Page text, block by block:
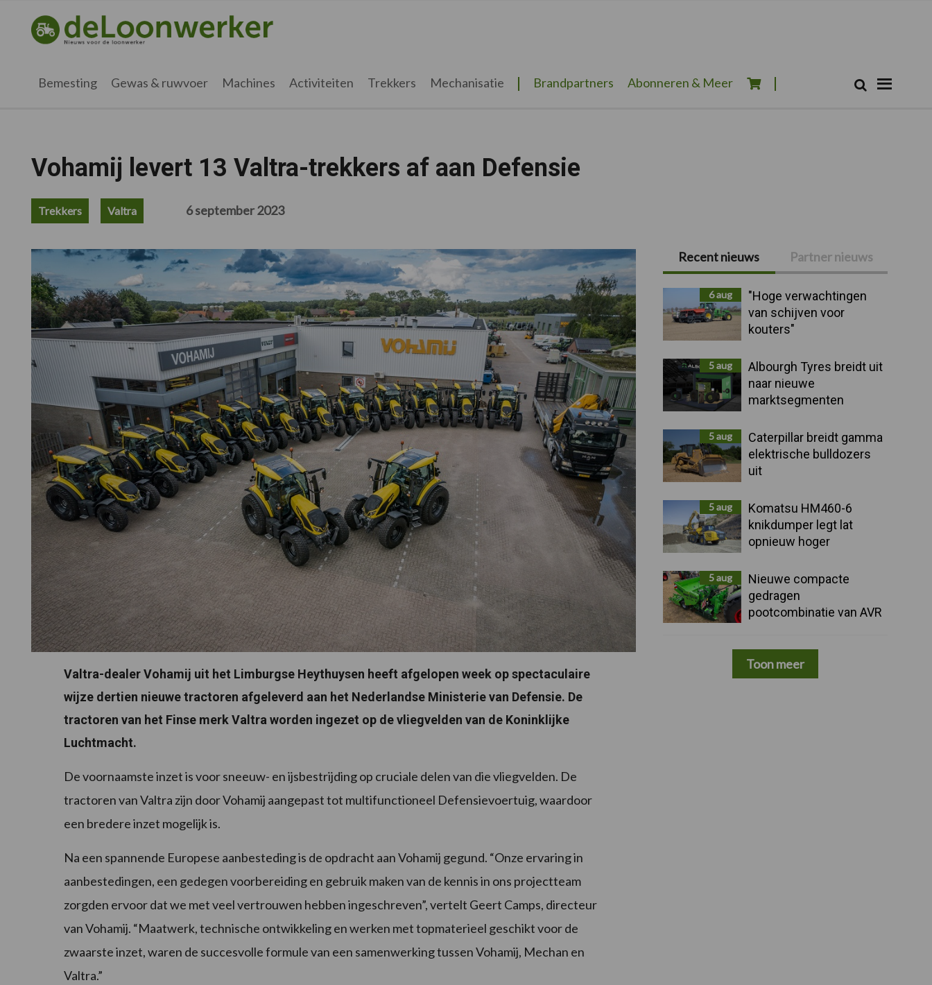
hoofdnavigatie
hoofd
eerste
voettekst
deloonwerker.nl
Bemesting Gewas & ruwvoer Machines Activiteiten Trekkers Mechanisatie Brandpartners Abonneren & Meer Zoek
Vohamij levert 13 Valtra-trekkers af aan Defensie
Trekkers Valtra 6 september 2023
Valtra-dealer Vohamij uit het Limburgse Heythuysen heeft afgelopen week op spectaculaire
wijze dertien nieuwe tractoren afgeleverd aan het Nederlandse Ministerie van Defensie. De
tractoren van het Finse merk Valtra worden ingezet op de vliegvelden van de Koninklijke
Luchtmacht.
De voornaamste inzet is voor sneeuw- en ijsbestrijding op cruciale delen van die vliegvelden. De
tractoren van Valtra zijn door Vohamij aangepast tot multifunctioneel Defensievoertuig, waardoor
een bredere inzet mogelijk is.
Na een spannende Europese aanbesteding is de opdracht aan Vohamij gegund. “Onze ervaring in
aanbestedingen, een gedegen voorbereiding en gebruik maken van de kennis in ons projectteam
zorgden ervoor dat we met veel vertrouwen hebben ingeschreven”, vertelt Geert Camps, directeur
van Vohamij. “Maatwerk, technische ontwikkeling en werken met topmaterieel geschikt voor de
zwaarste inzet, waren de succesvolle formule van een samenwerking tussen Vohamij, Mechan en
Valtra.”
Primaire
Sidebar
Recent nieuws Partner nieuws
6 aug
"Hoge verwachtingen
van schijven voor
kouters"
5 aug
Albourgh Tyres breidt uit
naar nieuwe
marktsegmenten
5 aug
Caterpillar breidt gamma
elektrische bulldozers
uit
5 aug
Komatsu HM460-6
knikdumper legt lat
opnieuw hoger
5 aug
Nieuwe compacte
gedragen
pootcombinatie van AVR
Toon meer